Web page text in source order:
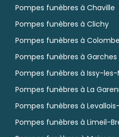
Pompes funèbres à Chaville
Pompes funèbres à Clichy
Pompes funèbres à
Pompes funèbres à Garches
Pompes funèbres à Issy-
Pompes funèbres à La
Pompes funèbres à
Pompes funèbres à Limeil-